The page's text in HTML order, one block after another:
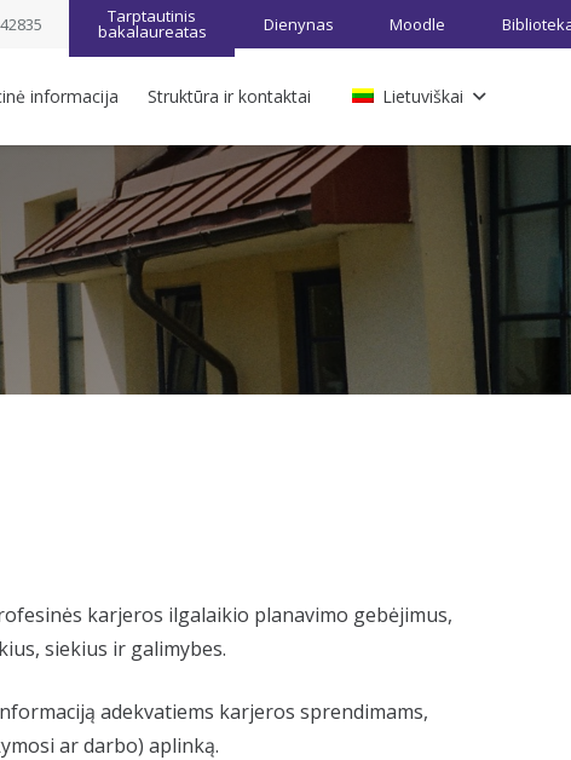
Tarptautinis
bakalaureatas Dienynas Moodle
informacija Struktūra ir kontaktai Lietuviškai
karjeros ilgalaikio planavimo gebėjimus,
siekius ir galimybes.
adekvatiems karjeros sprendimams,
ar darbo) aplinką.